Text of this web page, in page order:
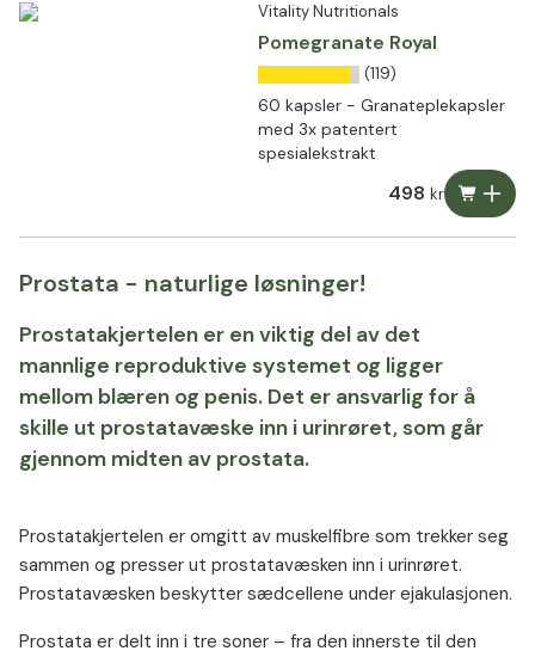
Vitality Nutritionals
Pomegranate Royal
(119)
60 kapsler - Granateplekapsler
med 3x patentert
spesialekstrakt
498 kr
Prostata - naturlige løsninger!
Prostatakjertelen er en viktig del av det
mannlige reproduktive systemet og ligger
mellom blæren og penis. Det er ansvarlig for å
skille ut prostatavæske inn i urinrøret, som går
gjennom midten av prostata.
Prostatakjertelen er omgitt av muskelfibre som trekker seg
sammen og presser ut prostatavæsken inn i urinrøret.
Prostatavæsken beskytter sædcellene under ejakulasjonen.
Prostata er delt inn i tre soner – fra den innerste til den